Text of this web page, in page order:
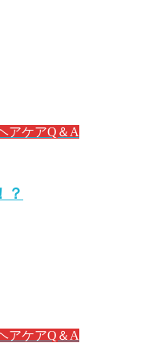
アケアQ＆A
？
アケアQ＆A